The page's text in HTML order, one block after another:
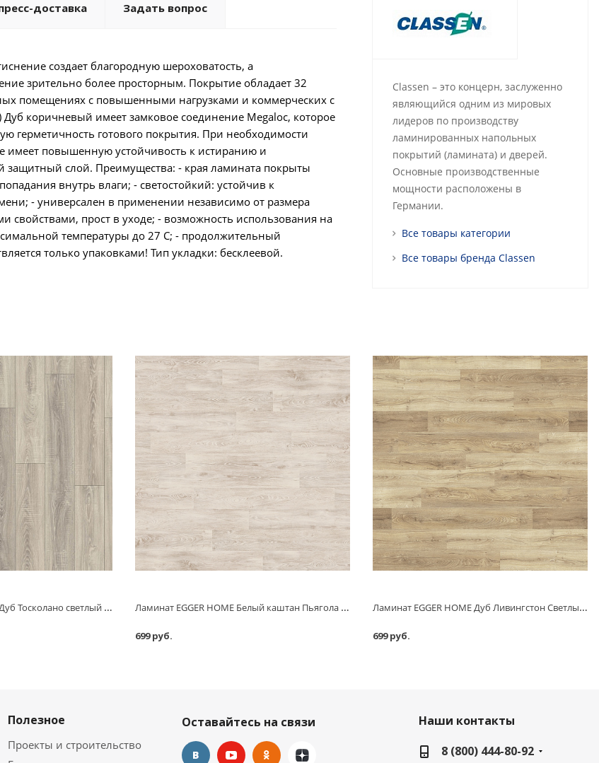
доставка Задать вопрос
создает благородную шероховатость, а
зрительно более просторным. Покрытие обладает 32
помещениях с повышенными нагрузками и коммерческих с
коричневый имеет замковое соединение Megaloc, которое
герметичность готового покрытия. При необходимости
имеет повышенную устойчивость к истиранию и
защитный слой. Преимущества: - края ламината покрыты
внутрь влаги; - светостойкий: устойчив к
- универсален в применении независимо от размера
свойствами, прост в уходе; - возможность использования на
температуры до 27 С; - продолжительный
только упаковками! Тип укладки: бесклеевой.
Classen – это концерн, заслуженно
являющийся одним из мировых
лидеров по производству
ламинированных напольных
покрытий (ламината) и дверей.
Основные производственные
мощности расположены в
Германии.
Все товары категории
Все товары бренда Classen
Ламинат EGGER HOME Дуб Тосколано светлый с фаской 8 мм АС4/32 класс 1,994 м2 Ламинат EGGER HOME Белый каштан Пьягола 8 мм АС4/32 класс 1,994 м2
699 руб.
Ламинат EGGER HOME Дуб Ливингстон Светлый 8 мм АС4/32 класс 1,994 м2
699 руб.
Полезное
Проекты и строительство
Оставайтесь на связи
Наши контакты
8 (800) 444-80-92